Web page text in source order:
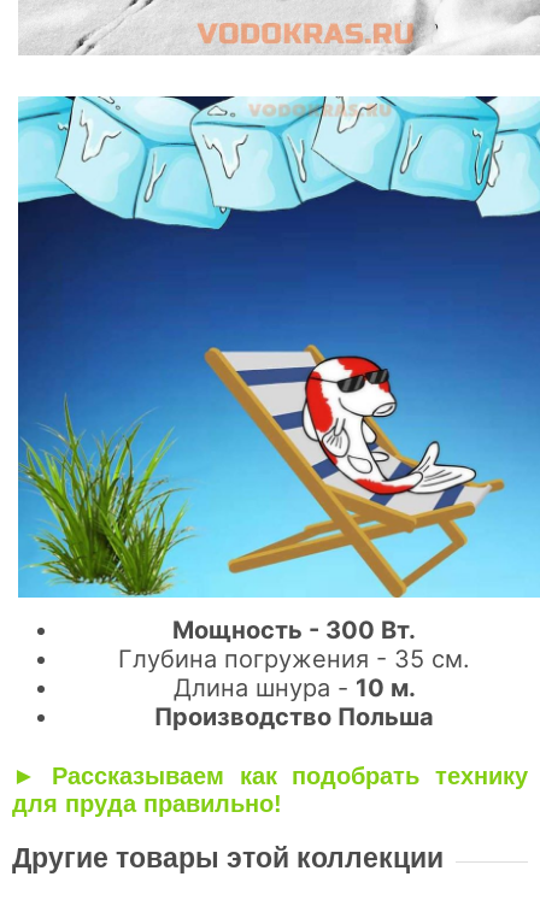
Мощность - 300 Вт.
Глубина погружения - 35 см.
Длина шнура - 10 м.
Производство Польша
► Рассказываем как подобрать технику
для пруда правильно!
Другие товары этой коллекции